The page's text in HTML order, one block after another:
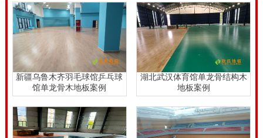
新疆乌鲁木齐羽毛球馆乒乓球
馆单龙骨木地板案例
湖北武汉体育馆单龙骨结构木
地板案例